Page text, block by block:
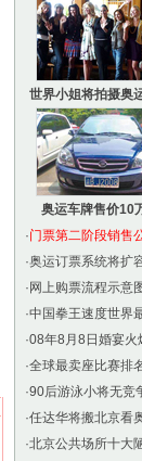
世界小姐将拍摄奥
奥运车牌售价10
·门票第二阶段销售
·奥运订票系统将扩
· 网上购票流程示意
·中国拳王速度世界
·08年8月8日婚宴火
·全球最卖座比赛排
·90后游泳小将无竞
·任达华将搬北京看
·北京公共场所十大